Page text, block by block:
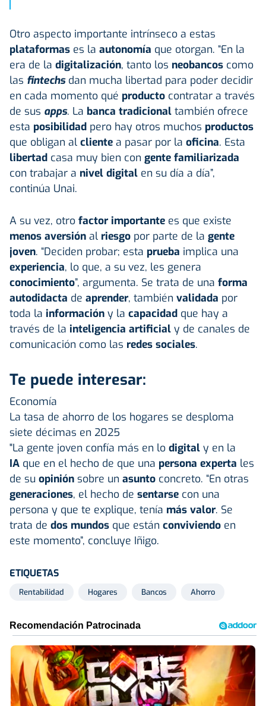
Otro aspecto importante intrínseco a estas
plataformas es la autonomía que otorgan. “En la
era de la digitalización, tanto los neobancos como
las fintechsdan mucha libertad para poder decidir
en cada momento qué producto contratar a través
de sus apps. La banca tradicional también ofrece
esta posibilidad pero hay otros muchos productos
que obligan al cliente a pasar por la oficina. Esta
libertad casa muy bien con gente familiarizada
con trabajar a nivel digital en su día a día”,
continúa Unai.
A su vez, otro factor importante es que existe
menos aversión al riesgo por parte de la gente
joven. “Deciden probar; esta prueba implica una
experiencia, lo que, a su vez, les genera
conocimiento”, argumenta. Se trata de una forma
autodidacta de aprender, también validada por
toda la información y la capacidad que hay a
través de la inteligencia artificial y de canales de
comunicación como las redes sociales.
Te puede interesar:
Economía
La tasa de ahorro de los hogares se desploma
siete décimas en 2025
"La gente joven confía más en lo digital y en la
IA que en el hecho de que una persona experta les
de su opinión sobre un asunto concreto. “En otras
generaciones, el hecho de sentarse con una
persona y que te explique, tenía más valor. Se
trata de dos mundos que están conviviendo en
este momento”, concluye Iñigo.
ETIQUETAS
Rentabilidad Hogares Bancos Ahorro